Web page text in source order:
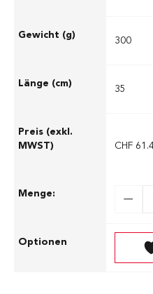
300
35
CHF